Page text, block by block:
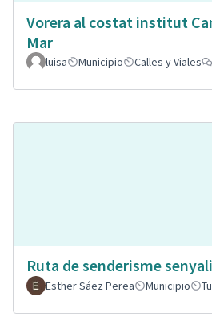
Vorera al costat institut
Mar
luisa Municipio Calles y Viales
Ruta de senderisme
Esther Sáez Perea
Municipio